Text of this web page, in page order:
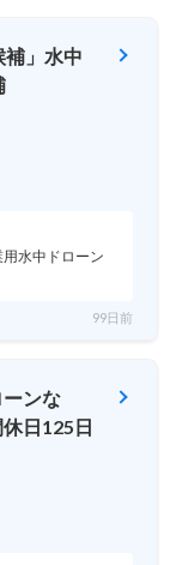
補」水中
水中ドローン
99日前
ーンな
日125日